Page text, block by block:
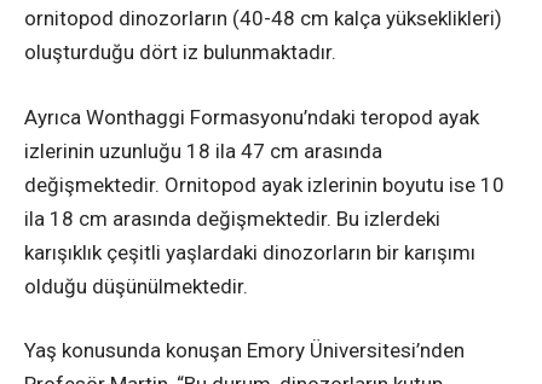
ornitopod dinozorların (40-48 cm kalça yükseklikleri)
oluşturduğu dört iz bulunmaktadır.
Ayrıca Wonthaggi Formasyonu’ndaki teropod ayak
izlerinin uzunluğu 18 ila 47 cm arasında
değişmektedir. Ornitopod ayak izlerinin boyutu ise 10
ila 18 cm arasında değişmektedir. Bu izlerdeki
karışıklık çeşitli yaşlardaki dinozorların bir karışımı
olduğu düşünülmektedir.
Yaş konusunda konuşan Emory Üniversitesi’nden